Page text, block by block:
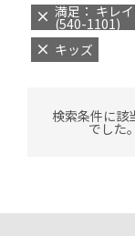
満足： キレ
(540-1101)
キッズ
検索条件に該
でした